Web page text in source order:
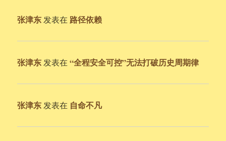
张津东 发表在 路径依赖
张津东 发表在“全程安全可控”无法打破历史周期律
张津东 发表在 自命不凡